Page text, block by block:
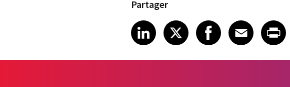
Partager
Share article on LinkedIn
LinkedIn
Share article on X
XShare article
Facebook
ShareEmail